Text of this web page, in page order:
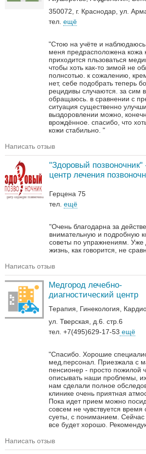
350072, г. Краснодар, ул.
тел. ещё
"Стою на учёте и
меня предрасположена кожа
приходится пльзоваться
чтобы хоть как-то зимой не
полнсотью. к сожалению,
нет, себе подобрать теперь
рецидивы случаются. за сим
обращаюсь. в сравнении с
ситуация существенно
выздоровлении можно,
врождённое. спасибо, что
кожи стабильно. "
Написать отзыв
"Здоровый позвоночник"
центр лечения
Герцена 75
тел.ещё
"Очень благодарна за
внимательную и подробную
советы по упражнениям. Уже
жизнь, как говорится, не
Написать отзыв
Медгород лечебно-
диагностический центр
Терапия Гинекология
ул. Тверская, д.6. стр.6
тел. +7(495)629-17-53 ещё
"Спасибо. Хорошие
мед.персонал. Приезжала с
пенсионер - просто пожилой
описывать наши проблемы,
нам сделали полное
клинике очень приятная
Пока идет прием можно
совсем не чувствуется
суеты, с пониманием.
все будет хорошо.
Написать отзыв